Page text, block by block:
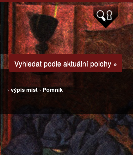
Vyhledat podle aktuální polohy »
› výpis míst› Pomník